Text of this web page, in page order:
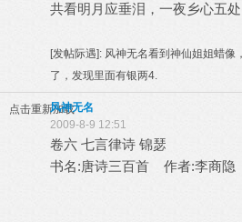
共看明月应垂泪，一夜乡心五处
[发帖际遇]: 风神无名看到神仙姐姐蜡像
了，发现里面有银两4.
点击重新加载
风神无名
2009-8-9 12:51
卷六 七言律诗 锦瑟
书名:唐诗三百首 作者:李商隐